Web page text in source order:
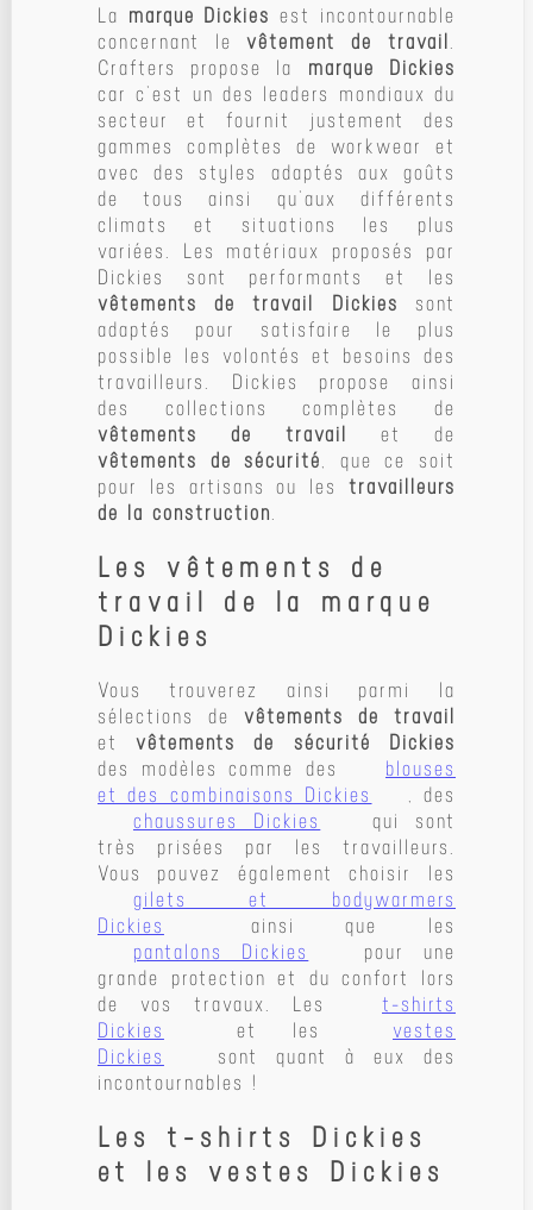
La marque Dickies est incontournable
concernant levêtement de travail.
Crafters propose la marque Dickies
car c’est un des leaders mondiaux du
secteur et fournit justement des
gammes complètes de workwear et
avec des styles adaptés aux goûts
de tous ainsi qu’aux différents
climats et situations les plus
variées. Les matériaux proposés par
Dickies sont performants et les
vêtements de travail Dickies sont
adaptés pour satisfaire le plus
possible les volontés et besoins des
travailleurs. Dickies propose ainsi
des collections complètes de
vêtements de travail et de
vêtements de sécurité, que ce soit
pour les artisans ou les travailleurs
de la construction.
Les vêtements de
travail de la marque
Dickies
Vous trouverez ainsi parmi la
sélections de vêtements de travail
etvêtements de sécurité Dickies
des modèles comme des
blouses
et des combinaisons Dickies
, des
chaussures Dickies
qui sont
très prisées par les travailleurs.
Vous pouvez également choisir les
gilets et bodywarmers
Dickies
ainsi que les
pantalons Dickies
pour une
grande protection et du confort lors
de vos travaux. Les
t-shirts
Dickies
et les
vestes
Dickies
sont quant à eux des
incontournables !
Les t-shirts Dickies
et les vestes Dickies